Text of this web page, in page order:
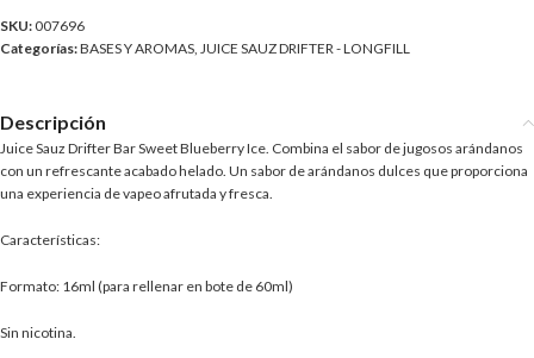
SKU: 007696
Categorías:BASES Y AROMAS, JUICE SAUZ DRIFTER - LONGFILL
Descripción
Juice Sauz Drifter Bar Sweet Blueberry Ice. Combina el sabor de jugosos arándanos
con un refrescante acabado helado. Un sabor de arándanos dulces que proporciona
una experiencia de vapeo afrutada y fresca.
Características:
Formato: 16ml (para rellenar en bote de 60ml)
Sin nicotina.